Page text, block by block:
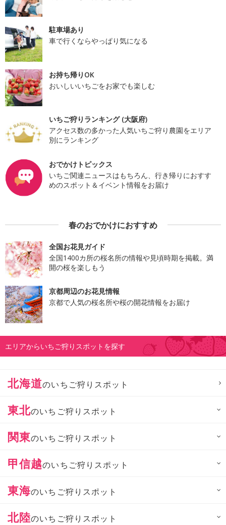
駐車場あり
車で行くならやっぱり気になる
お持ち帰りOK
おいしいいちごをお家でも楽しむ
いちご狩りランキング (大阪府)
アクセス数の多かった人気いちご狩り農園をエリア
別にランキング
おでかけトピックス
いちご関連ニュースはもちろん、行き帰りにおすす
めのスポット＆イベント情報をお届け
春のおでかけにおすすめ
全国お花見ガイド
全国1400カ所の桜名所の情報や見頃時期を掲載。満
開の桜を楽しもう
京都周辺のお花見情報
京都で人気の桜名所や桜の開花情報をお届け
エリアからいちご狩りスポットを探す
北海道のいちご狩りスポット
東北のいちご狩りスポット
関東のいちご狩りスポット
甲信越のいちご狩りスポット
東海のいちご狩りスポット
北陸のいちご狩りスポット